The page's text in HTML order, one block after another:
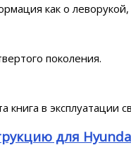
как о леворукой,
поколения.
в эксплуатации
для